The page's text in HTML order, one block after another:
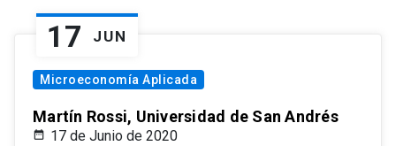
17 JUN
Microeconomía Aplicada
Martín Rossi, Universidad de San Andrés
17 de Junio de 2020